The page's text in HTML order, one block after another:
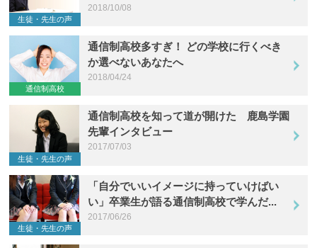
生徒・先生の声
2018/10/08
通信制高校
通信制高校多すぎ！ どの学校に行くべき
か選べないあなたへ
2018/04/24
生徒・先生の声
通信制高校を知って道が開けた 鹿島学園
先輩インタビュー
2017/07/03
生徒・先生の声
「自分でいいイメージに持っていけばい
い」卒業生が語る通信制高校で学んだ...
2017/06/26